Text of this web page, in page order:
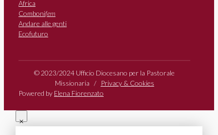
Africa
Combonifem
Andare alle genti
Ecofuturo
© 2023/2024 Ufficio Diocesano per la Pastorale
Missionaria /
Privacy & Cookies
Powered by Elena Fiorenzato